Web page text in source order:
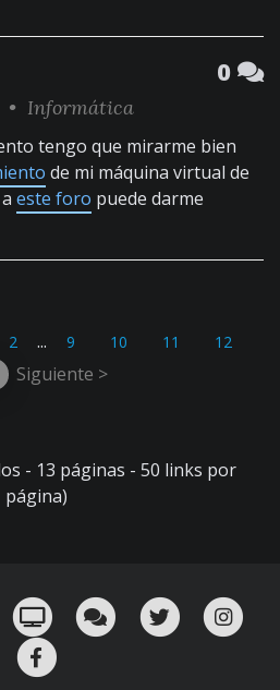
0
• Informática
tengo que mirarme bien
de mi máquina virtual de
este foro puede darme
2 ... 9 10 11
12
Siguiente >
- 13 páginas - 50 links por
página)
un email!
¡Nuestro canal en Telegram!
Oink! TV Charla con nosotros
Twitter